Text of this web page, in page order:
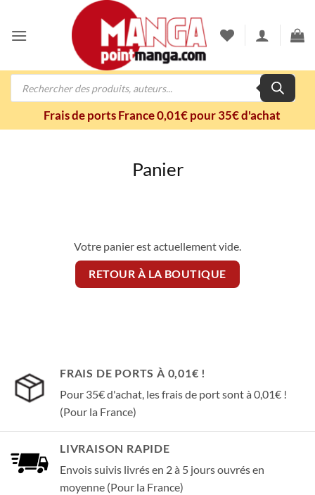
contenu
Recherche
Frais de ports France 0,01€ pour 35€ d'achat
Panier
Votre panier est actuellement vide.
RETOUR À LA BOUTIQUE
FRAIS DE PORTS À 0,01€ !
Pour 35€ d'achat, les frais de port sont à 0,01€ !
(Pour la France)
LIVRAISON RAPIDE
Envois suivis livrés en 2 à 5 jours ouvrés en
moyenne (Pour la France)